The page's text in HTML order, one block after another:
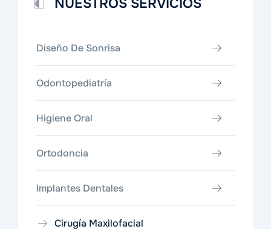
NUESTROS SERVICIOS
Diseño De Sonrisa
Odontopediatría
Higiene Oral
Ortodoncia
Implantes Dentales
Cirugía Maxilofacial